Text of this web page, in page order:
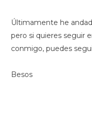
Últimamente he
pero si quieres seguir
conmigo, puedes
Besos